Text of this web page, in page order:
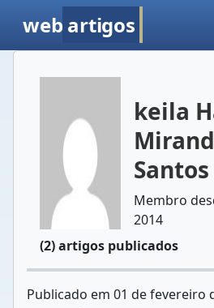
web artigos
keila
Santos
Membro
2014
(2) artigos publicados
Publicado em 01 de fevereiro